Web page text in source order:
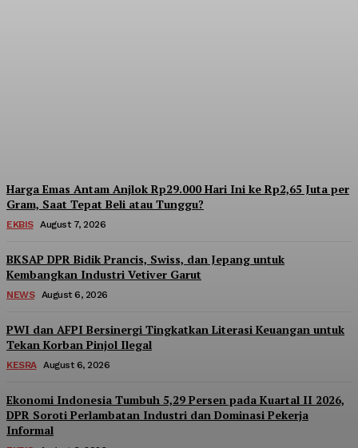
Harga Emas Antam Anjlok Rp29.000 Hari Ini ke Rp2,65 Juta per
Gram, Saat Tepat Beli atau Tunggu?
EKBIS August 7, 2026
BKSAP DPR Bidik Prancis, Swiss, dan Jepang untuk
Kembangkan Industri Vetiver Garut
NEWS August 6, 2026
PWI dan AFPI Bersinergi Tingkatkan Literasi Keuangan untuk
Tekan Korban Pinjol Ilegal
KESRA August 6, 2026
Ekonomi Indonesia Tumbuh 5,29 Persen pada Kuartal II 2026,
DPR Soroti Perlambatan Industri dan Dominasi Pekerja
Informal